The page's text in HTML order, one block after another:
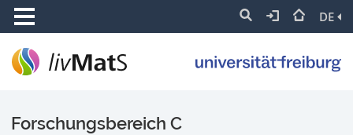
DE
Forschungsbereich C